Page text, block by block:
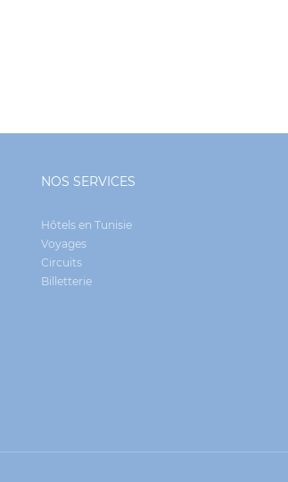
NOS SERVICES
Hôtels en Tunisie
Voyages
Circuits
Billetterie